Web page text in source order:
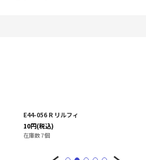
E44-056 R リルフィ
10円(税込)
在庫数 7個